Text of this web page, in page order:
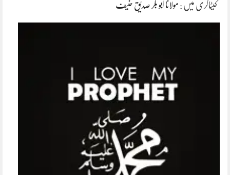
کیٹاگری میں : مولانا ابو بکر صدیق حنیف